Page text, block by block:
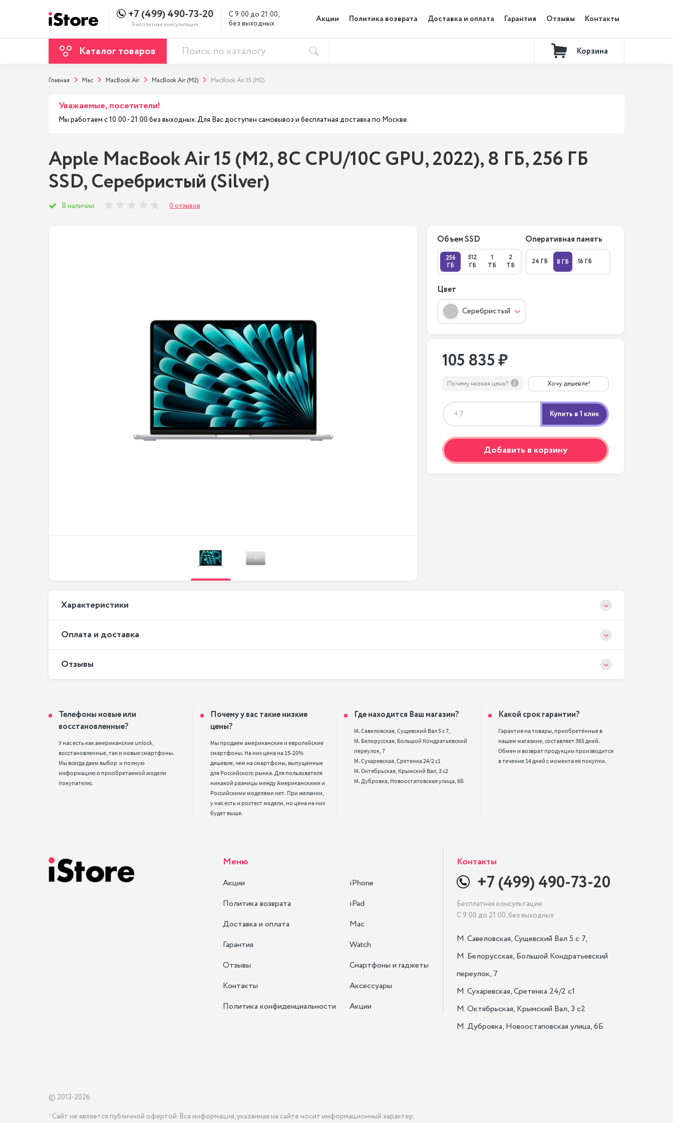
+7 (499) 490-73-20
Бесплатная консультация
С 9:00 до 21:00,
без выходных
Акции Политика возврата Доставка и оплата Гарантия Отзывы Контакты
Каталог товаров Корзина
Главная Mac MacBook Air MacBook Air (M2) MacBook Air 15 (M2)
Уважаемые, посетители!
Мы работаем с 10:00 - 21:00 без выходных. Для Вас доступен самовывоз и бесплатная доставка по Москве.
Apple MacBook Air 15 (M2, 8C CPU/10C GPU, 2022), 8 ГБ, 256 ГБ
SSD, Cеребристый (Silver)
В наличии 0 отзывов
Объем SSD
256
ГБ
512
ГБ
1
ТБ
2
ТБ
Оперативная память
24 ГБ 8 ГБ 16 ГБ
Цвет
Серебристый
105 835 ₽
Почему низкая цена? Хочу дешевле!
Добавить в корзину
Xарактеристики
Оплата и доставка
Отзывы
Телефоны новые или
восстановленные?
У нас есть как американские unlock,
восстановленные, так и новые смартфоны.
Мы всегда даем выбор  и полную
информацию о приобретаемой модели
покупателю.
Почему у вас такие низкие
цены?
Мы продаем американские и европейские
смартфоны. На них цена на 15-20%
дешевле, чем на смартфоны, выпущенные
для Российского рынка. Для пользователя
никакой разницы между Американскими и
Российскими моделями нет. При желании,
у нас есть и ростест модели, но цена на них
будет выше.
Где находится Ваш магазин?
М. Савеловская, Сущевский Вал 5 с 7,
М. Белорусская, Большой Кондратьевский
переулок, 7
М. Сухаревская, Сретенка 24/2 с1
М. Октябрьская, Крымский Вал, 3 с2
Какой срок гарантии?
Гарантия на товары, приобретённые в
нашем магазине, составляет 365 дней.
Обмен и возврат продукции производится
в течение 14 дней с момента её покупки.
Меню
Акции
Политика возврата
Доставка и оплата
Гарантия
Отзывы
Контакты
Политика конфиденциальности
iPhone
iPad
Mac
Watch
Смартфоны и гаджеты
Аксессуары
Акции
Контакты
+7 (499) 490-73-20
Бесплатная консультация
С 9:00 до 21:00, без выходных
М. Савеловская, Сущевский Вал 5 с 7,
М. Белорусская, Большой Кондратьевский
переулок, 7
М. Сухаревская, Сретенка 24/2 с1
М. Октябрьская, Крымский Вал, 3 с2
М. Дубровка, Новоостаповская улица, 6Б
© 2013-2026
*Сайт не является публичной офертой. Вся информация, указанная на сайте носит информационный характер.